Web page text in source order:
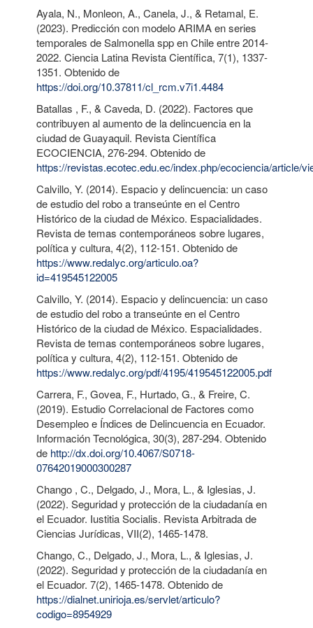
Ayala, N., Monleon, A., Canela, J., & Retamal, E.
(2023). Predicción con modelo ARIMA en series
temporales de Salmonella spp en Chile entre 2014-
2022. Ciencia Latina Revista Científica, 7(1), 1337-
1351. Obtenido de
https://doi.org/10.37811/cl_rcm.v7i1.4484
Batallas , F., & Caveda, D. (2022). Factores que
contribuyen al aumento de la delincuencia en la
ciudad de Guayaquil. Revista Científica
ECOCIENCIA, 276-294. Obtenido de
https://revistas.ecotec.edu.ec/index.php/ecociencia/article/
Calvillo, Y. (2014). Espacio y delincuencia: un caso
de estudio del robo a transeúnte en el Centro
Histórico de la ciudad de México. Espacialidades.
Revista de temas contemporáneos sobre lugares,
política y cultura, 4(2), 112-151. Obtenido de
https://www.redalyc.org/articulo.oa?
id=419545122005
Calvillo, Y. (2014). Espacio y delincuencia: un caso
de estudio del robo a transeúnte en el Centro
Histórico de la ciudad de México. Espacialidades.
Revista de temas contemporáneos sobre lugares,
política y cultura, 4(2), 112-151. Obtenido de
https://www.redalyc.org/pdf/4195/419545122005.pdf
Carrera, F., Govea, F., Hurtado, G., & Freire, C.
(2019). Estudio Correlacional de Factores como
Desempleo e Índices de Delincuencia en Ecuador.
Información Tecnológica, 30(3), 287-294. Obtenido
de http://dx.doi.org/10.4067/S0718-
07642019000300287
Chango , C., Delgado, J., Mora, L., & Iglesias, J.
(2022). Seguridad y protección de la ciudadanía en
el Ecuador. Iustitia Socialis. Revista Arbitrada de
Ciencias Jurídicas, VII(2), 1465-1478.
Chango, C., Delgado, J., Mora, L., & Iglesias, J.
(2022). Seguridad y protección de la ciudadanía en
el Ecuador. 7(2), 1465-1478. Obtenido de
https://dialnet.unirioja.es/servlet/articulo?
codigo=8954929